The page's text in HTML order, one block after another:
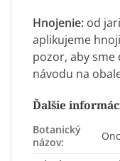
Hnojenie: od
aplikujeme
pozor, aby
návodu na
Ďalšie
Botanický
názov: